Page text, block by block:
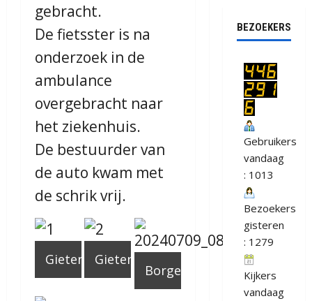
gebracht.
De fietsster is na
onderzoek in de
ambulance
overgebracht naar
het ziekenhuis.
De bestuurder van
de auto kwam met
de schrik vrij.
Gieten Gieten
Borger
BEZOEKERS
Gebruikers
vandaag
: 1013
Bezoekers
gisteren
: 1279
Kijkers
vandaag